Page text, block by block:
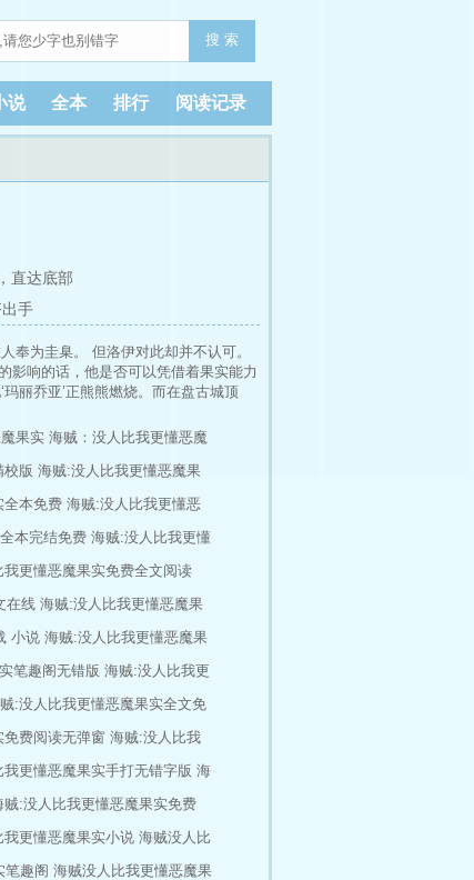
搜 索
说 全本 排行 阅读记录
直达底部
手
奉为圭臬。 但洛伊对此却并不认可。
响的话，他是否可以凭借着果实能力
丽乔亚’正熊熊燃烧。而在盘古城顶
，让现场一片寂静。所有人都认得他
的罪犯。而现在，事实不言自明。
果实 海贼：没人比我更懂恶魔
校版 海贼:没人比我更懂恶魔果
全本免费 海贼:没人比我更懂恶
本完结免费 海贼:没人比我更懂
更懂恶魔果实免费全文阅读
在线 海贼:没人比我更懂恶魔果
小说 海贼:没人比我更懂恶魔果
笔趣阁无错版 海贼:没人比我更
:没人比我更懂恶魔果实全文免
费阅读无弹窗 海贼:没人比我
更懂恶魔果实手打无错字版 海
贼:没人比我更懂恶魔果实免费
更懂恶魔果实小说 海贼没人比
笔趣阁 海贼没人比我更懂恶魔果